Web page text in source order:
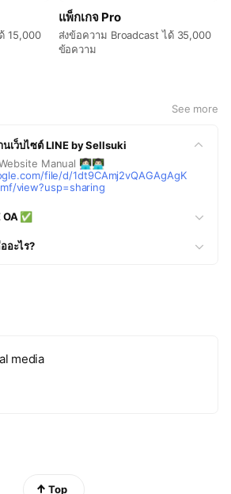
วจสอบยอดคงเหลือของข้อความ ✅ ช่วยจัดการ
รแกรม CRM สนใจทักแชทแอดมินได้เลย 💚❤
15,000
แพ็กเกจ Pro
ส่งข้อความ Broadcast ได้ 35,000
ข้อความ
See more
เว็บไซต์ LINE by Sellsuki
Manual 👩🏻‍💻👨🏻‍💻
file/d/1dt9CAmj2vQAGAgAgK
view?usp=sharing
ประเภทบัญชี LINE OA ✅
อะไร?
media
Top